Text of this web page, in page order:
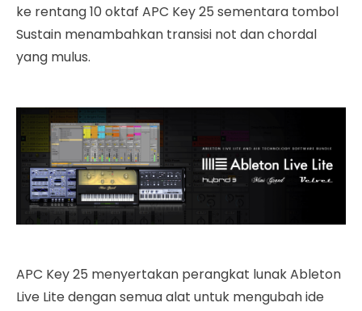
ke rentang 10 oktaf APC Key 25 sementara tombol
Sustain menambahkan transisi not dan chordal
yang mulus.
APC Key 25 menyertakan perangkat lunak Ableton
Live Lite dengan semua alat untuk mengubah ide